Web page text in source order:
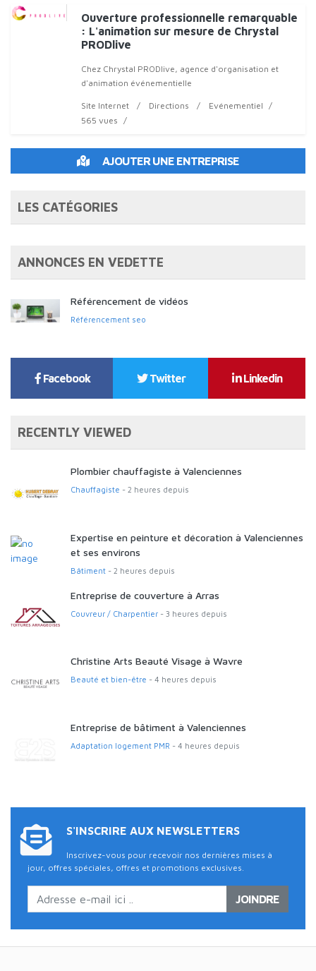
Ouverture professionnelle remarquable
: L'animation sur mesure de Chrystal
PRODlive
Chez Chrystal PRODlive, agence d'organisation et
d'animation événementielle
Site Internet Directions
Evénementiel
565 vues
AJOUTER UNE ENTREPRISE
LES CATÉGORIES
ANNONCES EN VEDETTE
Référencement de vidéos
Référencement seo
Facebook Twitter Linkedin
RECENTLY VIEWED
Plombier chauffagiste à Valenciennes
Chauffagiste - 2 heures depuis
Expertise en peinture et décoration à Valenciennes
et ses environs
Bâtiment- 2 heures depuis
Entreprise de couverture à Arras
Couvreur / Charpentier- 3 heures depuis
Christine Arts Beauté Visage à Wavre
Beauté et bien-être - 4 heures depuis
Entreprise de bâtiment à Valenciennes
Adaptation logement PMR - 4 heures depuis
S'INSCRIRE AUX NEWSLETTERS
Inscrivez-vous pour recevoir nos dernières mises à
jour, offres spéciales, offres et promotions exclusives.
JOINDRE